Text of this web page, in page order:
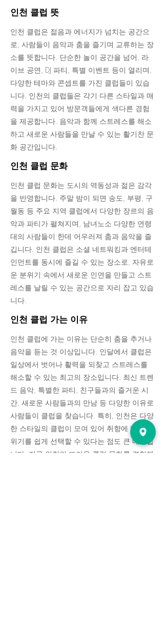
인천 클럽 뜻
인천 클럽은 젊음과 에너지가 넘치는 공간으
로, 사람들이 음악과 춤을 즐기며 교류하는 장
소를 뜻합니다. 단순한 놀이 공간을 넘어, 라
이브 공연, DJ 파티, 특별 이벤트 등이 열리며,
다양한 테마와 콘셉트를 가진 클럽들이 있습
니다. 인천의 클럽들은 각기 다른 스타일과 매
력을 가지고 있어 방문객들에게 색다른 경험
을 제공합니다. 음악과 함께 스트레스를 해소
하고 새로운 사람들을 만날 수 있는 활기찬 문
화 공간입니다.
인천 클럽 문화
인천 클럽 문화는 도시의 역동성과 젊은 감각
을 반영합니다. 주말 밤이 되면 송도, 부평, 구
월동 등 주요 지역 클럽에서 다양한 장르의 음
악과 파티가 펼쳐지며, 남녀노소 다양한 연령
대의 사람들이 한데 어우러져 춤과 음악을 즐
깁니다. 인천 클럽은 소셜 네트워킹과 엔터테
인먼트를 동시에 즐길 수 있는 장소로, 자유로
운 분위기 속에서 새로운 인연을 만들고 스트
레스를 날릴 수 있는 공간으로 자리 잡고 있습
니다.
인천 클럽 가는 이유
인천 클럽에 가는 이유는 단순히 춤을 추거나
음악을 듣는 것 이상입니다. 인달에서 클럽은
일상에서 벗어나 활력을 되찾고 스트레스를
해소할 수 있는 최고의 장소입니다. 최신 트렌
드 음악, 특별한 파티, 친구들과의 즐거운 시
간, 새로운 사람들과의 만남 등 다양한 이유로
사람들이 클럽을 찾습니다. 특히, 인천은 다양
한 스타일의 클럽이 모여 있어 취향에 맞는 분
위기를 쉽게 선택할 수 있다는 점도 큰 매력입
니다. 지금 인천의 뜨거운 클럽 문화를 경험해